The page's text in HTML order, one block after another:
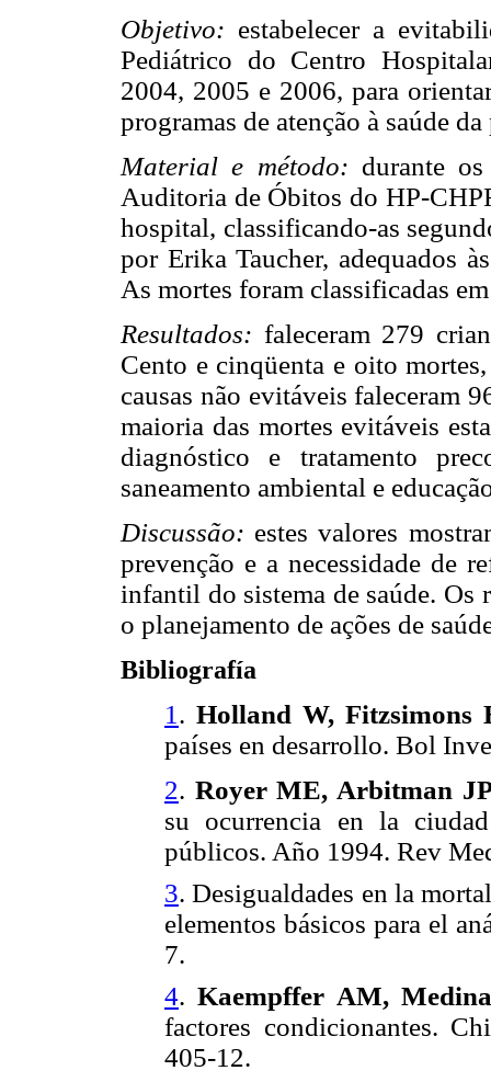
Objetivo: estabelecer a
Pediátrico do Centro
2004, 2005 e 2006, para
programas de atenção à saúde
Material e método: durante
Auditoria de Óbitos do HP-
hospital, classificando-as
por Erika Taucher, adequados
As mortes foram classificadas
Resultados: faleceram 279
Cento e cinqüenta e oito
causas não evitáveis faleceram
maioria das mortes evitáveis
diagnóstico e tratamento
saneamento ambiental e
Discussão: estes valores
prevenção e a necessidade de
infantil do sistema de saúde.
o planejamento de ações de
Bibliografía
1 . Holland W, Fitzsimons
países en desarrollo. Bol
2. Royer ME, Arbitman
su ocurrencia en la
públicos. Año 1994. Rev
3. Desigualdades en la
elementos básicos para el
7.
4. Kaempffer AM,
factores condicionantes.
405-12.